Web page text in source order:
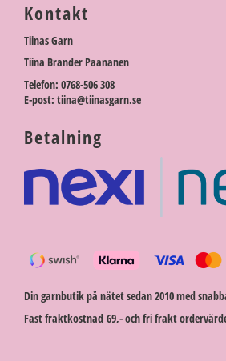
Kontakt
Tiinas Garn
Tiina Brander Paananen
Telefon: 0768-506 308
E-post: tiina@tiinasgarn.se
Betalning
Din garnbutik på nätet sedan 2010 med
Fast fraktkostnad 69,- och fri frakt